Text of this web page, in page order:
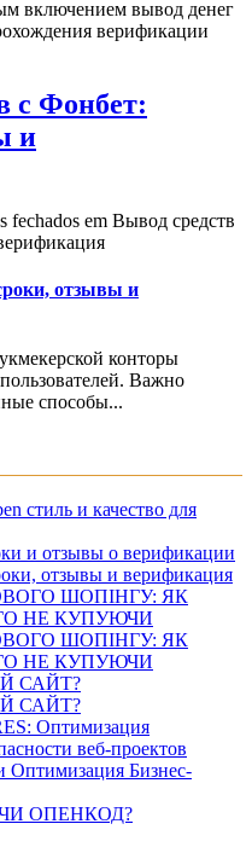
включением вывод денег
верификации
с Фонбет:
и
fechados em Вывод средств
отзывы и
конторы
Важно
способы...
стиль и качество для
и отзывы о верификации
отзывы и верификация
ШОПІНГУ: ЯК
НЕ КУПУЮЧИ
ШОПІНГУ: ЯК
НЕ КУПУЮЧИ
САЙТ?
САЙТ?
Оптимизация
веб-проектов
Оптимизация Бизнес-
ОПЕНКОД?